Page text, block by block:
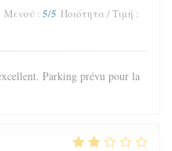
Μενού : 5/5 Ποιότητα / Τιμή :
Parking prévu pour la